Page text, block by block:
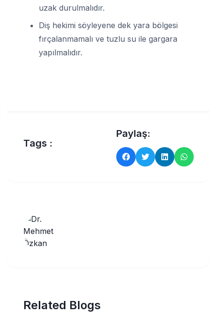
uzak durulmalıdır.
Diş hekimi söyleyene dek yara bölgesi
fırçalanmamalı ve tuzlu su ile gargara
yapılmalıdır.
Tags :
Paylaş:
Related Blogs